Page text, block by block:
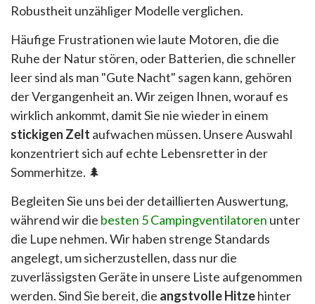
Robustheit unzähliger Modelle verglichen.
Häufige Frustrationen wie laute Motoren, die die
Ruhe der Natur stören, oder Batterien, die schneller
leer sind als man "Gute Nacht" sagen kann, gehören
der Vergangenheit an. Wir zeigen Ihnen, worauf es
wirklich ankommt, damit Sie nie wieder in einem
stickigen Zelt aufwachen müssen. Unsere Auswahl
konzentriert sich auf echte Lebensretter in der
Sommerhitze. 🌲
Begleiten Sie uns bei der detaillierten Auswertung,
während wir die besten 5 Campingventilatoren unter
die Lupe nehmen. Wir haben strenge Standards
angelegt, um sicherzustellen, dass nur die
zuverlässigsten Geräte in unsere Liste aufgenommen
werden. Sind Sie bereit, die angstvolle Hitzehinter